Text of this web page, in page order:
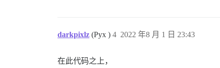
darkpixlz (Pyx ) 2022 年8 月 1 日 23:43
4
在此代码之上，